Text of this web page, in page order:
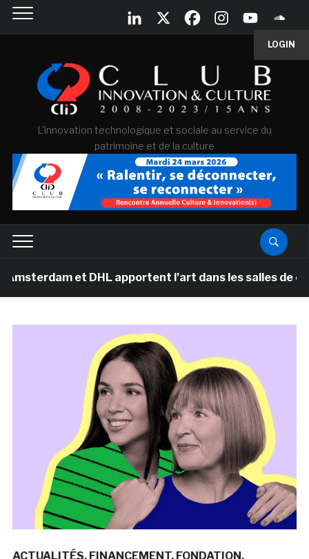
LOGIN
L'innovation technologique et sociale au service du
patrimoine et de la culture
et DHL apportent l’art dans les salles de classe
ACTUALITÉS FINANCEMENT FONDATION